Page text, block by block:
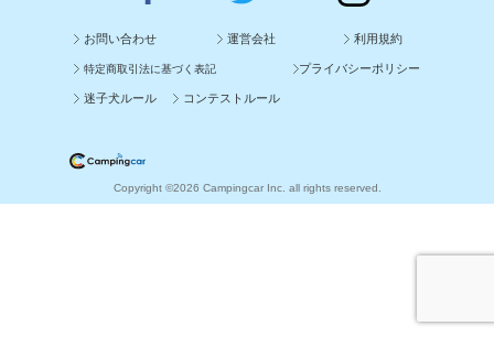
お問い合わせ 運営会社 利用規約
特定商取引法に基づく表記 プライバシーポリシー
迷子犬ルール コンテストルール
Copyright ©2026 Campingcar Inc. all rights reserved.